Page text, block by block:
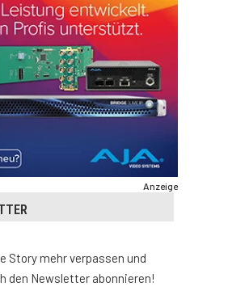
Anzeige
Story mehr verpassen und
den Newsletter abonnieren!